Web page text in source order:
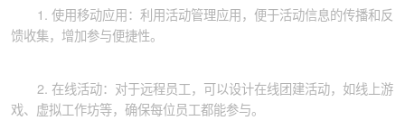
1. 使用移动应用：利用活动管理应用，便于活动信息的传播和反
馈收集，增加参与便捷性。
2. 在线活动：对于远程员工，可以设计在线团建活动，如线上游
戏、虚拟工作坊等，确保每位员工都能参与。